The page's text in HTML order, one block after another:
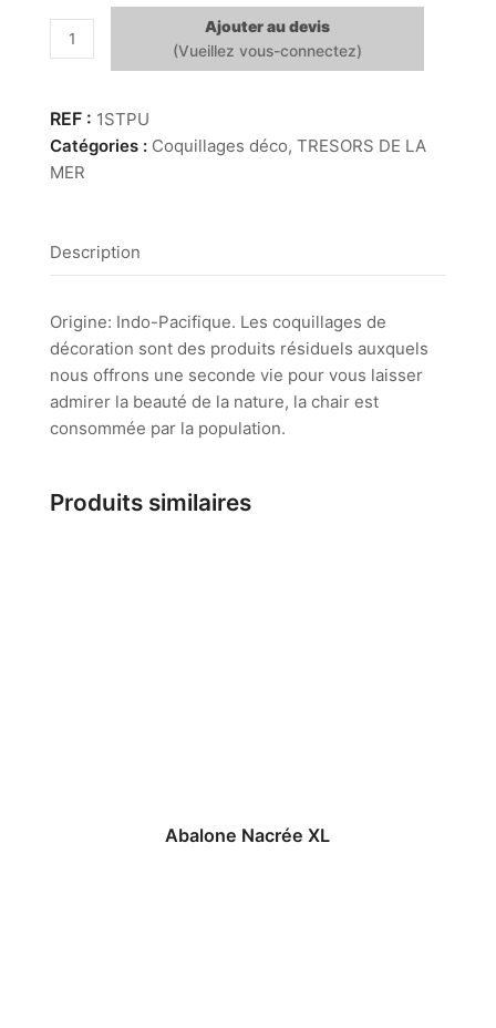
quantité
de
Pugilis
Ajouter au devis
1STPU
Catégories : Coquillages déco, TRESORS DE LA
MER
Description
Origine: Indo-Pacifique. Les coquillages de
décoration sont des produits résiduels auxquels
nous offrons une seconde vie pour vous laisser
admirer la beauté de la nature, la chair est
consommée par la population.
Produits similaires
Abalone Nacrée XL